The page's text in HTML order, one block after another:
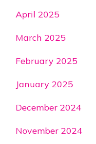
April 2025
March 2025
February 2025
January 2025
December 2024
November 2024